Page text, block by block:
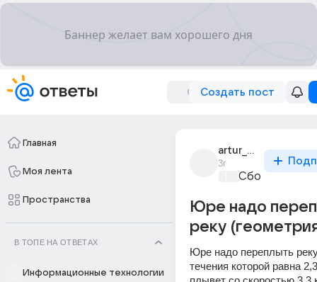
Создать пост
Главная
Моя лента
Пространства
В ТОПЕ НА ОТВЕТАХ
Информационные технологии
artur_maza_1
3г
Сборная
Юре надо
реку
Юре надо переплыть
течения которой равна